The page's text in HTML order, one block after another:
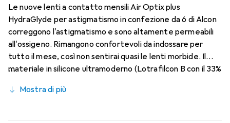
Le nuove lenti a contatto mensili Air Optix plus
HydraGlyde per astigmatismo in confezione da 6 di Alcon
correggono l'astigmatismo e sono altamente permeabili
all'ossigeno. Rimangono confortevoli da indossare per
tutto il mese, così non sentirai quasi le lenti morbide. Il
materiale in silicone ultramoderno (Lotrafilcon B con il 33%
HydraGlyde Moisture Matrix e la rinomata tecnologia
indossabilità che conosci. Un comfort duraturo e senza
Mostra di più